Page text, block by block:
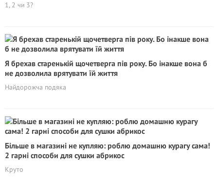
1, 2 чи 3?
Я брехав старенькій щочетверга пів року. Бо інакше вона б
не дозволила врятувати їй життя
Найдорожча подяка
Більше в магазині не купляю: роблю домашню курагу сама!
2 гарні способи для сушки абрикос
Круто